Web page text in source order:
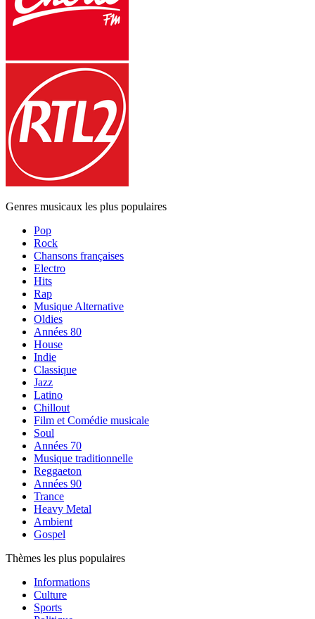
Genres musicaux les plus populaires
Pop
Rock
Chansons françaises
Electro
Hits
Rap
Musique Alternative
Oldies
Années 80
House
Indie
Classique
Jazz
Latino
Chillout
Film et Comédie musicale
Soul
Années 70
Musique traditionnelle
Reggaeton
Années 90
Trance
Heavy Metal
Ambient
Gospel
Thèmes les plus populaires
Informations
Culture
Sports